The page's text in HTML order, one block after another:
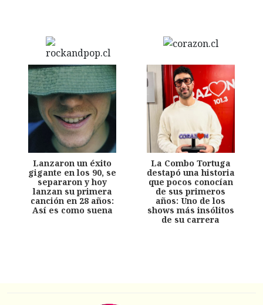
Lanzaron un éxito
gigante en los 90, se
separaron y hoy
lanzan su primera
canción en 28 años:
Así es como suena
La Combo Tortuga
destapó una historia
que pocos conocían
de sus primeros
años: Uno de los
shows más insólitos
de su carrera